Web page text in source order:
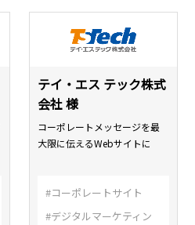
テイ・エス テック株式
会社 様
コーポレートメッセージを最
大限に伝えるWebサイトに
#コーポレートサイト
#デジタルマーケティン